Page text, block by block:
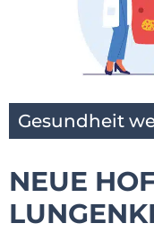
Gesundheit
NEUE